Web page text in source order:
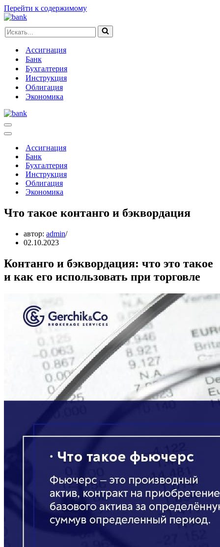
Перейти к содержимому
Искать...
Ассигнация
Банк
Бухгалтерия
Инструкция
Облигация
Экономика
Меню
навигации
Меню
навигацииАссигнация
Банк
Бухгалтерия
Инструкция
Облигация
Экономика
Что такое контанго и бэквордация
автор: admin
02.10.2023
Контанго и бэквордация: что это такое
и как его использовать при торговле